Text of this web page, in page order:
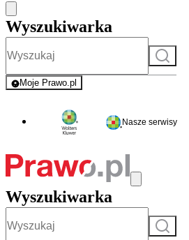
Wyszukiwarka
Szukaj
Moje Prawo.pl
- rejestracja i logowanie do serwisu
Nasze serwisy
Wyszukiwarka
Szukaj